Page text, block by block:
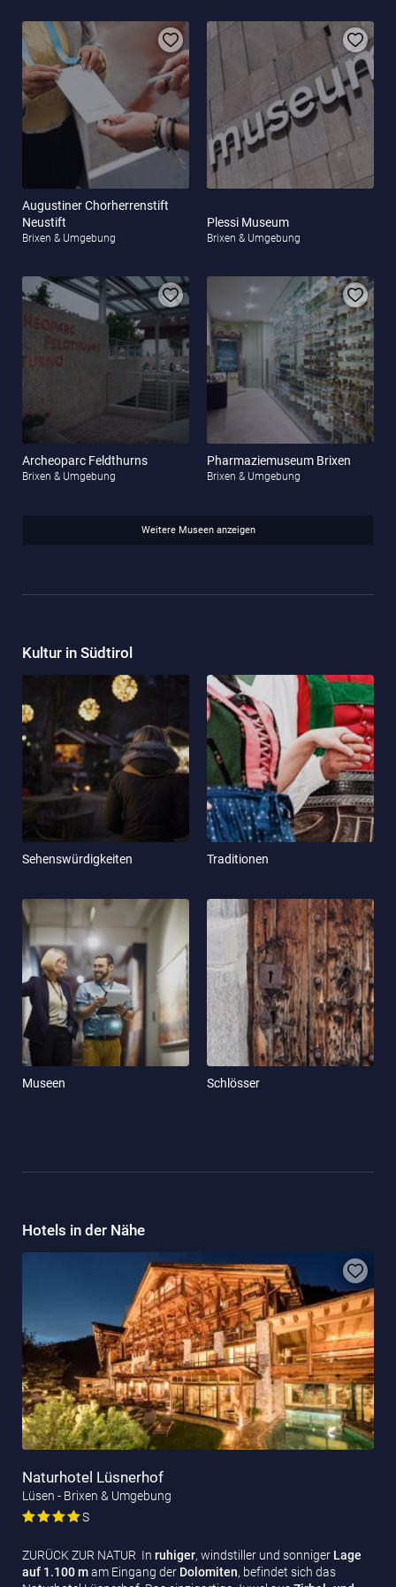
Augustiner Chorherrenstift
Neustift
Brixen & Umgebung
Plessi Museum
Brixen & Umgebung
Archeoparc Feldthurns
Brixen & Umgebung
Pharmaziemuseum Brixen
Brixen & Umgebung
Weitere Museen anzeigen
Kultur in Südtirol
Sehenswürdigkeiten Traditionen
Museen Schlösser
Hotels in der Nähe
Naturhotel Lüsnerhof
Lüsen - Brixen & Umgebung
S
ZURÜCK ZUR NATUR In ruhiger, windstiller und sonniger Lage
auf 1.100 mam Eingang der Dolomiten, befindet sich das